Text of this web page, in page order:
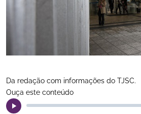
Da redação com informações do TJSC.
Ouça este conteúdo